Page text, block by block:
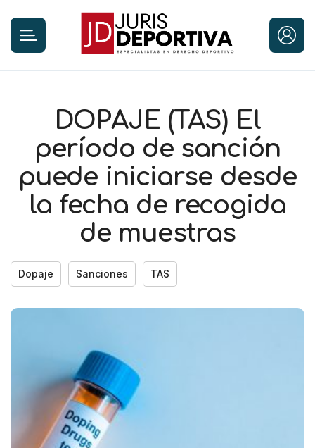
DOPAJE (TAS) El
período de sanción
puede iniciarse desde
la fecha de recogida
de muestras
Dopaje Sanciones TAS